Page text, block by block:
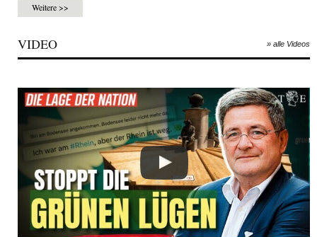
Weitere >>
VIDEO » alle Videos